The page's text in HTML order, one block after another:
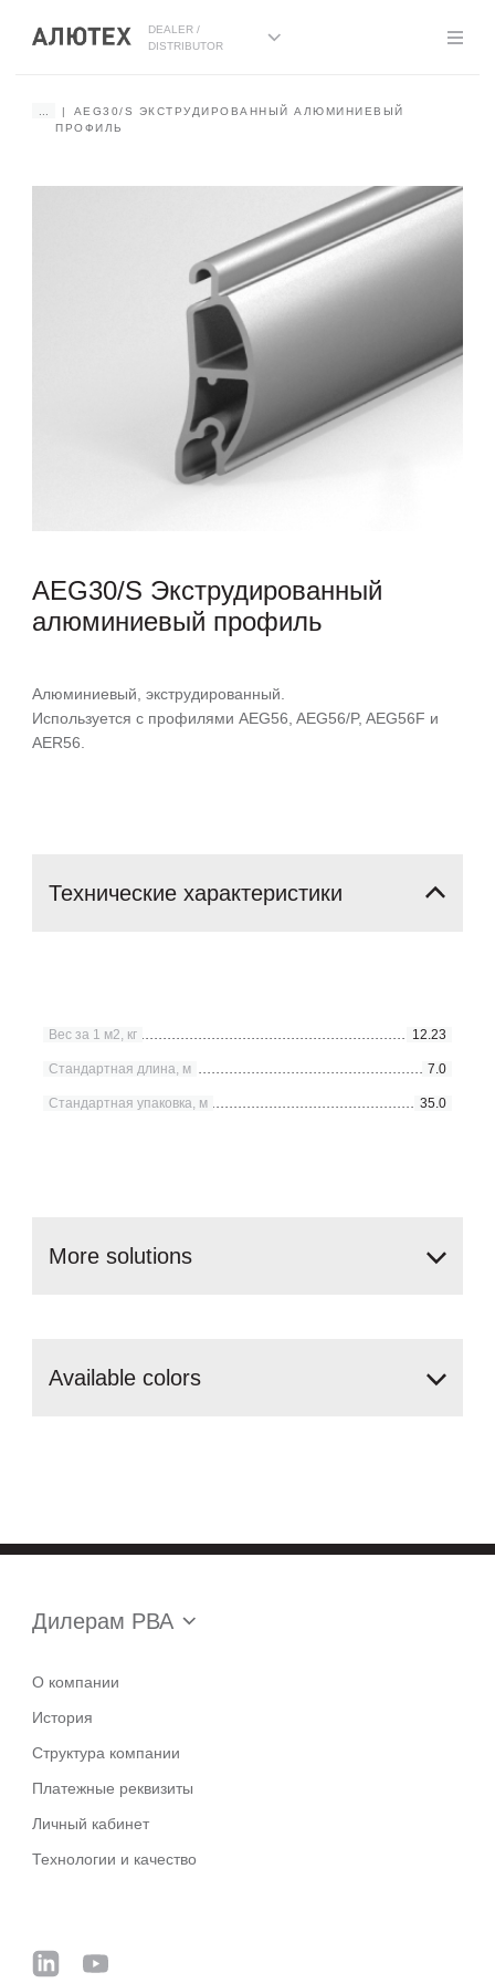
DEALER /
DISTRIBUTOR
AEG30/S ЭКСТРУДИРОВАННЫЙ АЛЮМИНИЕВЫЙ
ПРОФИЛЬ
AEG30/S Экструдированный
алюминиевый профиль
Алюминиевый, экструдированный.
Используется с профилями AEG56, AEG56/P, AEG56F и
AER56.
Технические характеристики
12.23
Вес за 1 м2, кг
7.0
Стандартная длина, м
35.0
Стандартная упаковка, м
More solutions
Аvailable colors
Дилерам РВА
О компании
История
Структура компании
Платежные реквизиты
Личный кабинет
Технологии и качество